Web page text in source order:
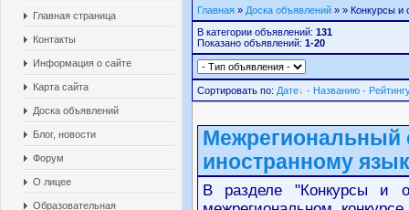
Главная страница
Контакты
Информация о сайте
Карта сайта
Доска объявлений
Блог, новости
Форум
О лицее
Образовательная
Главная » Доска объявлений » » Конкурсы и
В категории объявлений: 131
Показано объявлений: 1-20
Сортировать по: Дате · Названию ·
Межрегиональный
иностранному
В разделе "Конкурсы и